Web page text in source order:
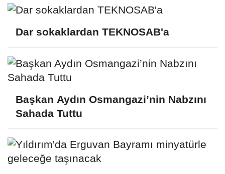
Dar sokaklardan TEKNOSAB'a
Başkan Aydın Osmangazi’nin Nabzını
Sahada Tuttu